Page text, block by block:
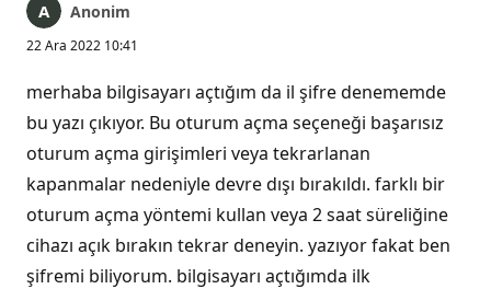
Anonim
22 Ara 2022 10:41
merhaba bilgisayarı açtığım da il şifre denememde
bu yazı çıkıyor. Bu oturum açma seçeneği başarısız
oturum açma girişimleri veya tekrarlanan
kapanmalar nedeniyle devre dışı bırakıldı. farklı bir
oturum açma yöntemi kullan veya 2 saat süreliğine
cihazı açık bırakın tekrar deneyin. yazıyor fakat ben
şifremi biliyorum. bilgisayarı açtığımda ilk